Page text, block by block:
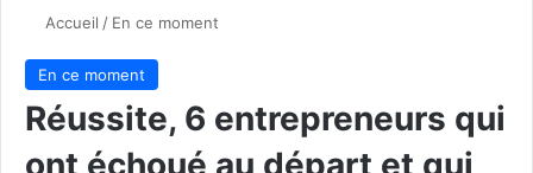
Accueil / En ce moment
En ce moment
Réussite, 6 entrepreneurs qui